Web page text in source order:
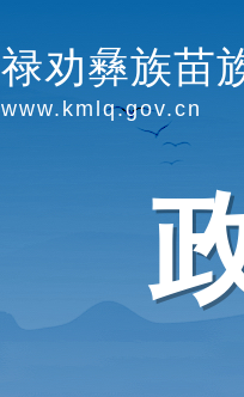
禄劝彝族苗
www.kmlq.gov.cn